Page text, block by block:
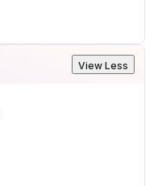
View Less